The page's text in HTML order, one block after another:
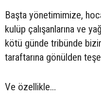
Başta yönetimimize,
kulüp çalışanlarına ve
kötü günde tribünde
taraftarına gönülden
Ve özellikle…